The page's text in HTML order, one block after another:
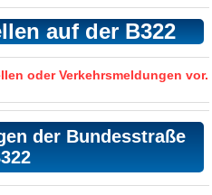
auf der B322
oder Verkehrsmeldungen vor.
der Bundesstraße